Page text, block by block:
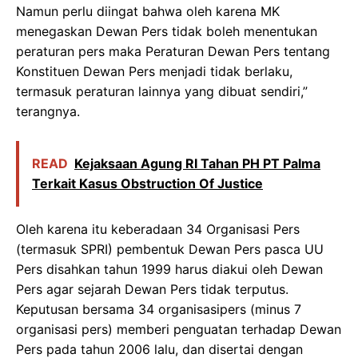
Namun perlu diingat bahwa oleh karena MK
menegaskan Dewan Pers tidak boleh menentukan
peraturan pers maka Peraturan Dewan Pers tentang
Konstituen Dewan Pers menjadi tidak berlaku,
termasuk peraturan lainnya yang dibuat sendiri,”
terangnya.
READ Kejaksaan Agung RI Tahan PH PT Palma
Terkait Kasus Obstruction Of Justice
Oleh karena itu keberadaan 34 Organisasi Pers
(termasuk SPRI) pembentuk Dewan Pers pasca UU
Pers disahkan tahun 1999 harus diakui oleh Dewan
Pers agar sejarah Dewan Pers tidak terputus.
Keputusan bersama 34 organisasipers (minus 7
organisasi pers) memberi penguatan terhadap Dewan
Pers pada tahun 2006 lalu, dan disertai dengan